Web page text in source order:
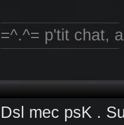
=^.^= p'tit chat,
Dsl mec psK .